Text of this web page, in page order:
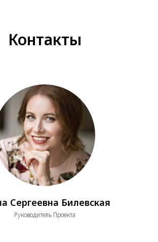
Контакты
Сергеевна Билевская
Руководитель Проекта